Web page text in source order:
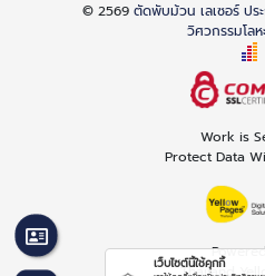
© 2569 ตัดพับม้วน เลเซอร์ ป
วิศวกรรมโล
Work is
Protect Data
Thailand
เว็บไซต์นี้ใช้คุกกี้